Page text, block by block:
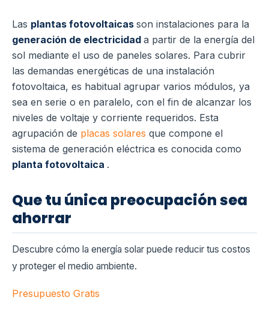
Las plantas fotovoltaicas son instalaciones para la
generación de electricidad a partir de la energía del
sol mediante el uso de paneles solares. Para cubrir
las demandas energéticas de una instalación
fotovoltaica, es habitual agrupar varios módulos, ya
sea en serie o en paralelo, con el fin de alcanzar los
niveles de voltaje y corriente requeridos. Esta
agrupación de placas solares que compone el
sistema de generación eléctrica es conocida como
planta fotovoltaica .
Que tu única preocupación sea
ahorrar
Descubre cómo la energía solar puede reducir tus costos
y proteger el medio ambiente.
Presupuesto Gratis